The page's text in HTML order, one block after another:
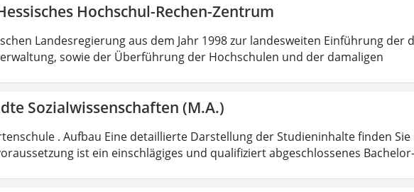
Hochschul-Rechen-Zentrum
Landesregierung aus dem Jahr 1998 zur landesweiten Einführung der
sowie der Überführung der Hochschulen und der damaligen
Sozialwissenschaften (M.A.)
. Aufbau Eine detaillierte Darstellung der Studieninhalte finden Sie
ist ein einschlägiges und qualifiziert abgeschlossenes Bachelor-